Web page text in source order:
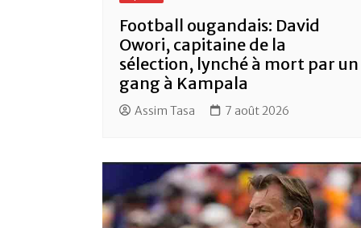
Football ougandais: David
Owori, capitaine de la
sélection, lynché à mort par un
gang à Kampala
Assim Tasa 7 août 2026